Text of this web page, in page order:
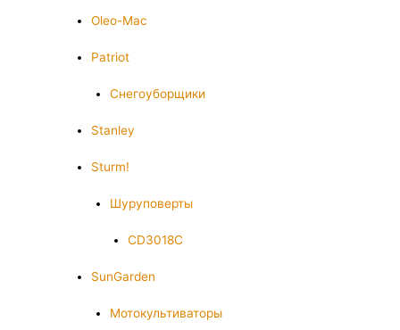
Oleo-Mac
Patriot
Снегоуборщики
Stanley
Sturm!
Шуруповерты
CD3018C
SunGarden
Мотокультиваторы